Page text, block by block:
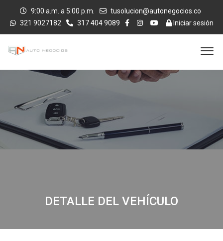
9:00 a.m. a 5:00 p.m.
tusolucion@autonegocios.co
321 9027182
317 404 9089 Iniciar sesión
DETALLE DEL VEHÍCULO